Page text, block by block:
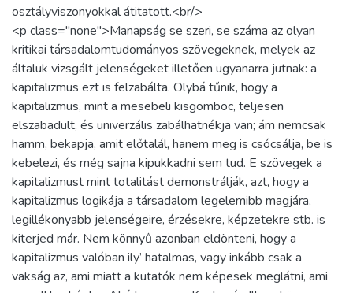
osztályviszonyokkal átitatott.<br/>
<p class="none">Manapság se szeri, se száma az olyan
kritikai társadalomtudományos szövegeknek, melyek az
általuk vizsgált jelenségeket illetően ugyanarra jutnak: a
kapitalizmus ezt is felzabálta. Olybá tűnik, hogy a
kapitalizmus, mint a mesebeli kisgömböc, teljesen
elszabadult, és univerzális zabálhatnékja van; ám nemcsak
hamm, bekapja, amit előtalál, hanem meg is csócsálja, be is
kebelezi, és még sajna kipukkadni sem tud. E szövegek a
kapitalizmust mint totalitást demonstrálják, azt, hogy a
kapitalizmus logikája a társadalom legelemibb magjára,
legillékonyabb jelenségeire, érzésekre, képzetekre stb. is
kiterjed már. Nem könnyű azonban eldönteni, hogy a
kapitalizmus valóban ily’ hatalmas, vagy inkább csak a
vakság az, ami miatt a kutatók nem képesek meglátni, ami